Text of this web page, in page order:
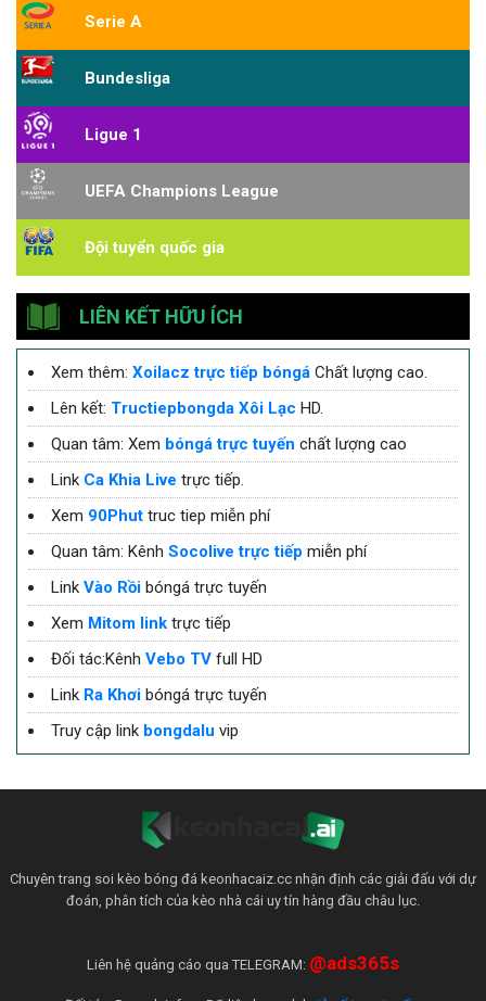
Serie A
Bundesliga
Ligue 1
UEFA Champions League
Đội tuyển quốc gia
LIÊN KẾT HỮU ÍCH
Xem thêm: Xoilacz trực tiếp bóngá Chất lượng cao.
Lên kết: Tructiepbongda Xôi Lạc HD.
Quan tâm: Xem bóngá trực tuyến chất lượng cao
Link Ca Khia Live trực tiếp.
Xem 90Phut truc tiep miễn phí
Quan tâm: Kênh Socolive trực tiếp miễn phí
Link Vào Rồi bóngá trực tuyến
Xem Mitom link trực tiếp
Đối tác:Kênh Vebo TV full HD
Link Ra Khơi bóngá trực tuyến
Truy cập link bongdalu vip
Chuyên trang soi kèo bóng đá keonhacaiz.cc nhận định các giải đấu với dự
đoán, phân tích của kèo nhà cái uy tín hàng đầu châu lục.
Liên hệ quảng cáo qua TELEGRAM: @ads365s